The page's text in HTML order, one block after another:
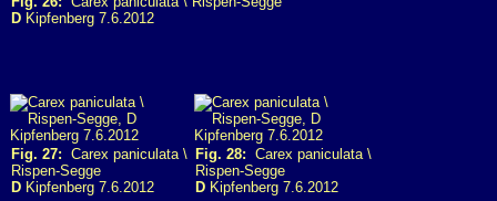
D Kipfenberg 7.6.2012
Fig. 27: Carex paniculata \
Rispen-Segge
D Kipfenberg 7.6.2012
Fig. 28: Carex paniculata \
Rispen-Segge
D Kipfenberg 7.6.2012